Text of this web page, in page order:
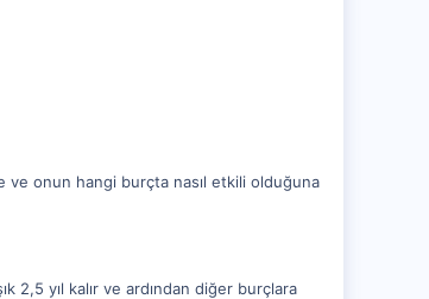
ve onun hangi burçta nasıl etkili olduğuna
2,5 yıl kalır ve ardından diğer burçlara